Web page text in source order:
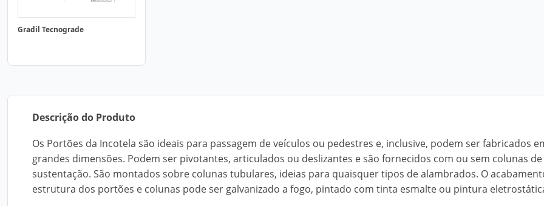
Gradil Tecnograde
Descrição do Produto
Os Portões da Incotela são ideais para passagem de veículos ou pedestres e, inclusive, podem ser fabricados
grandes dimensões. Podem ser pivotantes, articulados ou deslizantes e são fornecidos com ou sem colunas de
sustentação. São montados sobre colunas tubulares, ideias para quaisquer tipos de alambrados. O
estrutura dos portões e colunas pode ser galvanizado a fogo, pintado com tinta esmalte ou pintura